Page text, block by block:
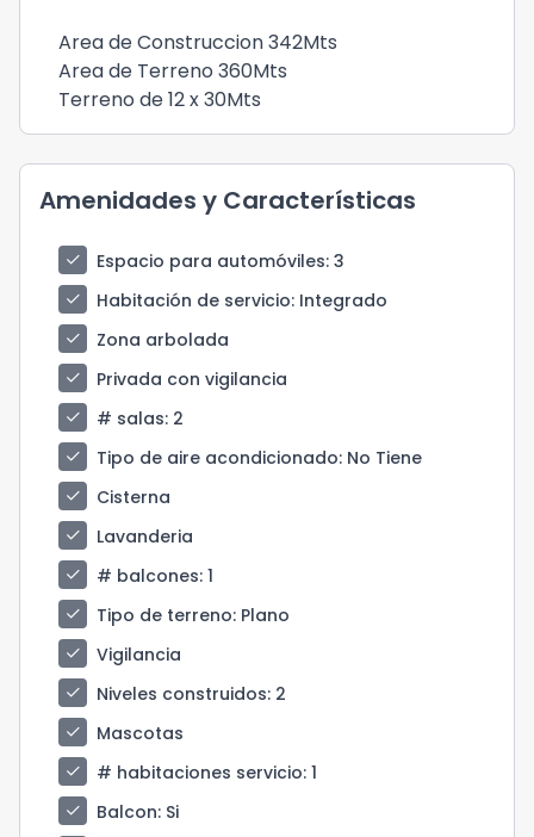
Area de Construccion 342Mts
Area de Terreno 360Mts
Terreno de 12 x 30Mts
Amenidades y Características
check Espacio para automóviles: 3
check
Habitación de servicio: Integrado
check
Zona arbolada
check
Privada con vigilancia
check
# salas: 2
check
Tipo de aire acondicionado: No Tiene
check
Cisterna
check
Lavanderia
check
# balcones: 1
check
Tipo de terreno: Plano
check
Vigilancia
check
Niveles construidos: 2
check
Mascotas
check
# habitaciones servicio: 1
check
Balcon: Si